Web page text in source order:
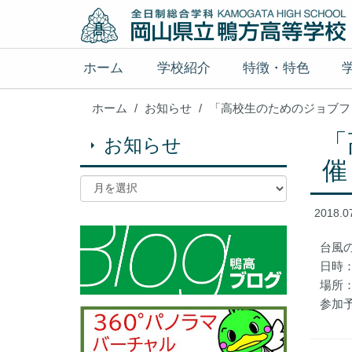
ホーム 学校紹介 特徴・特色
ホーム お知らせ 「高校生のためのジョブ
催
台風
日時
場所
参加
お知らせ